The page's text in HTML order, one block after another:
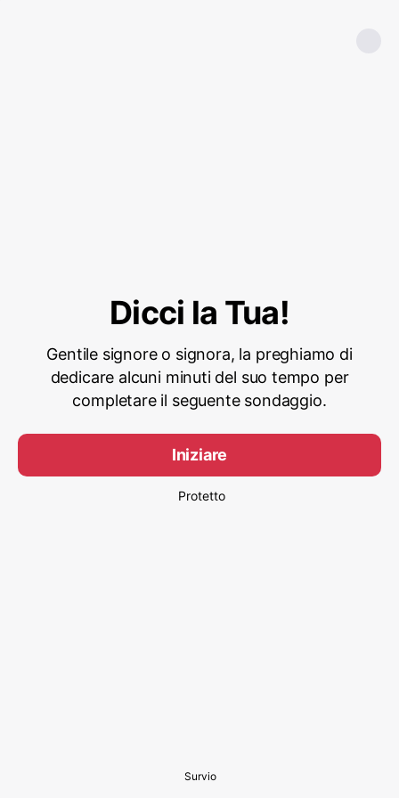
Dicci la Tua!
Gentile signore o signora, la preghiamo di
dedicare alcuni minuti del suo tempo per
completare il seguente sondaggio.
Iniziare
Protetto
Survio